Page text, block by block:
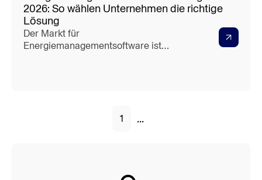
2026: So wählen Unternehmen die richtige
Lösung
Der Markt für
Energiemanagementsoftware ist
an die Hand, die wirklich zählen.
1 ...